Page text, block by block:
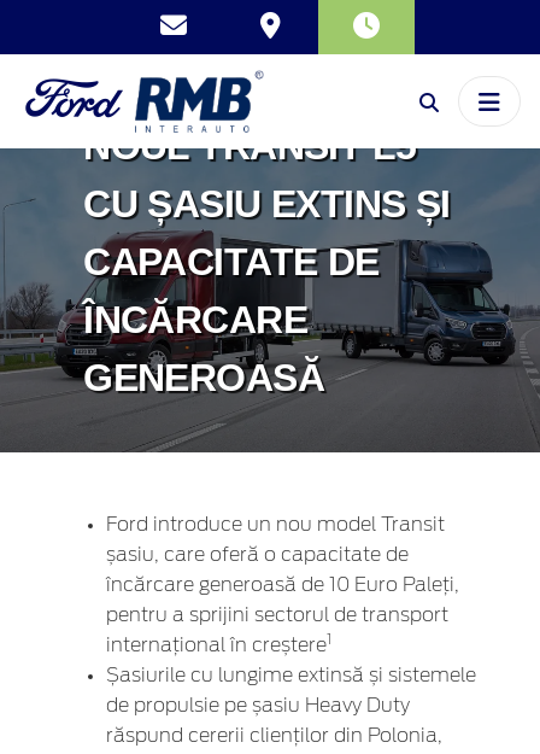
DISTANȚE LUNGI?
FORD PREZINTĂ
NOUL TRANSIT L5
CU ȘASIU EXTINS ȘI
CAPACITATE DE
ÎNCĂRCARE
GENEROASĂ
Ford introduce un nou model Transit
șasiu, care oferă o capacitate de
încărcare generoasă de 10 Euro Paleți,
pentru a sprijini sectorul de transport
internațional în creștere1
Șasiurile cu lungime extinsă și sistemele
de propulsie pe șasiu Heavy Duty
răspund cererii clienților din Polonia,